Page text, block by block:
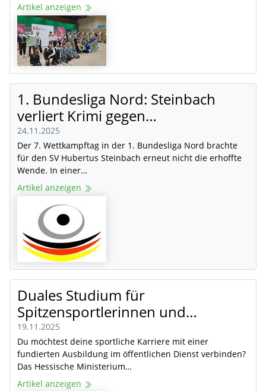
Artikel anzeigen
1. Bundesliga Nord: Steinbach
verliert Krimi gegen…
24.11.2025
Der 7. Wettkampftag in der 1. Bundesliga Nord brachte
für den SV Hubertus Steinbach erneut nicht die erhoffte
Wende. In einer…
Artikel anzeigen
Duales Studium für
Spitzensportlerinnen und…
19.11.2025
Du möchtest deine sportliche Karriere mit einer
fundierten Ausbildung im öffentlichen Dienst verbinden?
Das Hessische Ministerium…
Artikel anzeigen